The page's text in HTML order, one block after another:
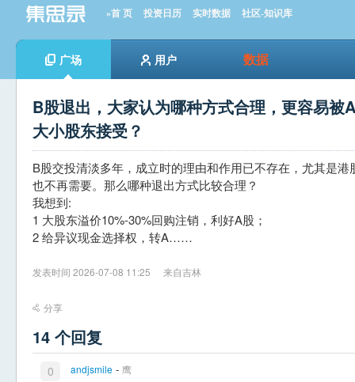
»首 页 投资日历 实时数据 社区-知识库
广场 用户 数据
B股退出，大家认为哪种方式合理，更容易被
大小股东接受？
B股交投清淡多年，成立时的理由和作用已不存在，尤其是
也不再需要。那么哪种退出方式比较合理？
我想到:
1 大股东溢价10%-30%回购注销，利好A股；
2 给异议现金选择权，转A……
发表时间 2026-07-08 11:25 来自吉林
分享
14 个回复
0 andjsmile - 鹰